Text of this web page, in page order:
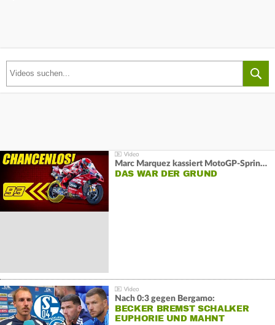
Marc Marquez kassiert MotoGP-Sprint-Schlappe:
DAS WAR DER GRUND
Nach 0:3 gegen Bergamo:
BECKER BREMST SCHALKER
EUPHORIE UND MAHNT